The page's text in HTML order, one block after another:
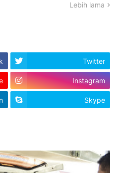
Lebih lama
Twitter
Instagram
Skype